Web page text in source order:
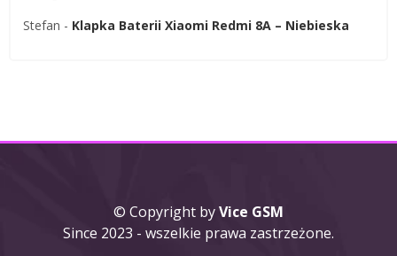
Stefan - Klapka Baterii Xiaomi Redmi 8A – Niebieska
© Copyright byVice GSM
Since 2023 - wszelkie prawa zastrzeżone.